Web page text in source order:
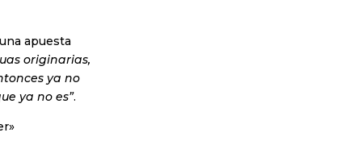
apuesta
originarias,
ya no
ya no es”.